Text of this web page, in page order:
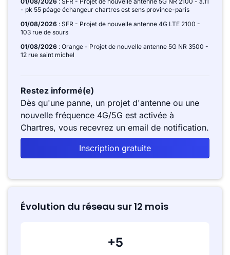
- pk 55 péage échangeur chartres est sens province-paris
01/08/2026 : SFR - Projet de nouvelle antenne 4G LTE 2100 -
103 rue de sours
01/08/2026 : Orange - Projet de nouvelle antenne 5G NR 3500 -
12 rue saint michel
Restez informé(e)
Dès qu'une panne, un projet d'antenne ou une
nouvelle fréquence 4G/5G est activée à
Chartres, vous recevrez un email de notification.
Inscription gratuite
Évolution du réseau sur 12 mois
+5